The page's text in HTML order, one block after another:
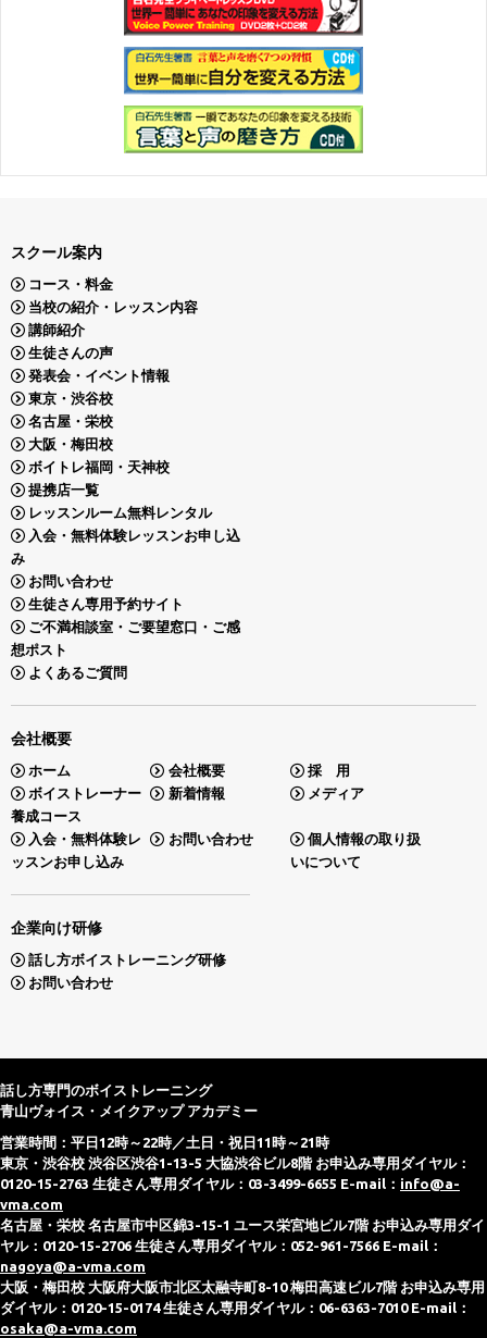
スクール案内
コース・料金
当校の紹介・レッスン内容
講師紹介
生徒さんの声
発表会・イベント情報
東京・渋谷校
名古屋・栄校
大阪・梅田校
ボイトレ福岡・天神校
提携店一覧
レッスンルーム無料レンタル
入会・無料体験レッスンお申し込
み
お問い合わせ
生徒さん専用予約サイト
ご不満相談室・ご要望窓口・ご感
想ポスト
よくあるご質問
会社概要
ホーム 会社概要
採 用
ボイストレーナー
養成コース
新着情報 メディア
入会・無料体験レ
ッスンお申し込み
お問い合わせ
個人情報の取り扱
いについて
企業向け研修
話し方ボイストレーニング研修
お問い合わせ
話し方専門のボイストレーニング
青山ヴォイス・メイクアップ アカデミー
営業時間：平日12時～22時／土日・祝日11時～21時
東京・渋谷校 渋谷区渋谷1-13-5 大協渋谷ビル8階 お申込み専用ダイヤル：
0120-15-2763 生徒さん専用ダイヤル：03-3499-6655 E-mail： info@a-
vma.com
名古屋・栄校 名古屋市中区錦3-15-1 ユース栄宮地ビル7階 お申込み専用ダイ
ヤル：0120-15-2706 生徒さん専用ダイヤル：052-961-7566 E-mail：
nagoya@a-vma.com
大阪・梅田校 大阪府大阪市北区太融寺町8-10 梅田高速ビル7階 お申込み専用
ダイヤル：0120-15-0174 生徒さん専用ダイヤル：06-6363-7010 E-mail：
osaka@a-vma.com